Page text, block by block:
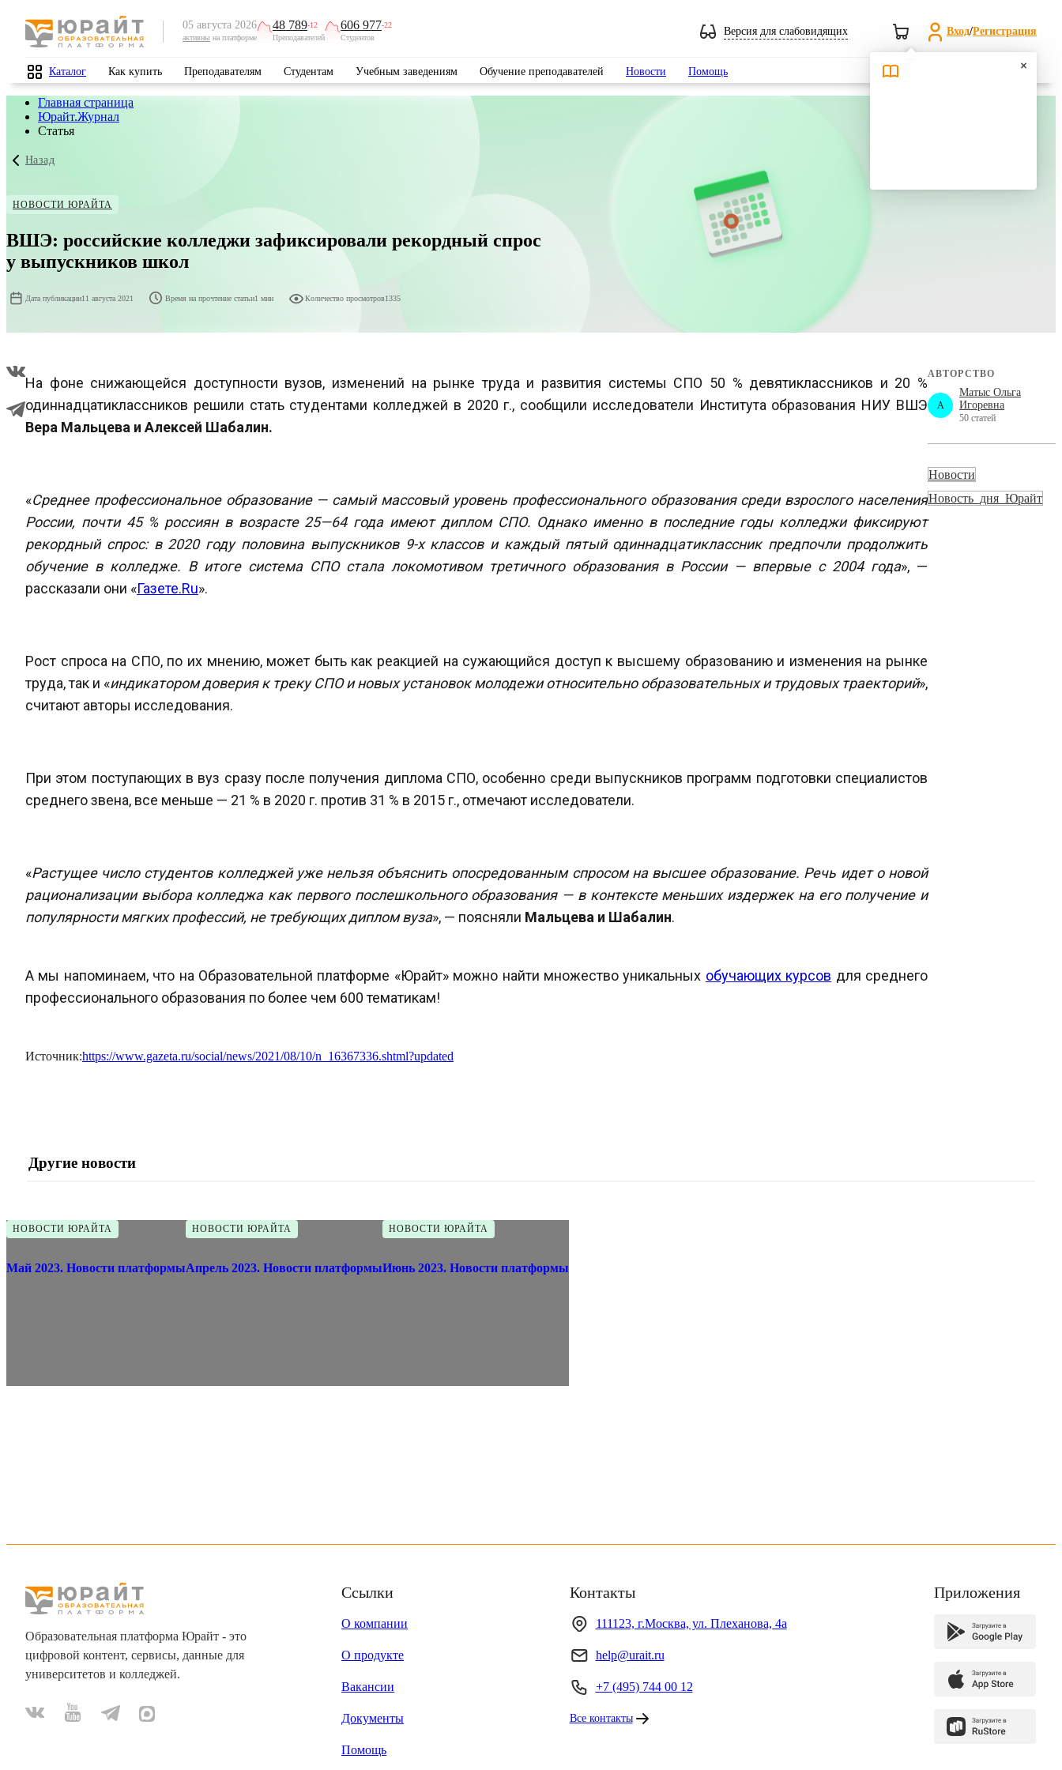
05 августа 2026
активны на платформе
48 789-12
Преподавателей
606 977-22
Студентов
Версия для слабовидящих Вход/Регистрация
Каталог Как купить Преподавателям Студентам Учебным заведениям Обучение преподавателей Новости Помощь Поиск
Главная страница
Юрайт.Журнал
Статья
Назад
НОВОСТИ ЮРАЙТА
ВШЭ: российские колледжи зафиксировали рекордный спрос
у выпускников школ
Дата публикации11 августа 2021 Время на прочтение статьи1 мин Количество просмотров1335
На фоне снижающейся доступности вузов, изменений на рынке труда и развития системы СПО 50 % девятиклассников и 20 %
одиннадцатиклассников решили стать студентами колледжей в 2020 г., сообщили исследователи Института образования НИУ ВШЭ
Вера Мальцева и Алексей Шабалин.
«Среднее профессиональное образование — самый массовый уровень профессионального образования среди взрослого населения
России, почти 45 % россиян в возрасте 25—64 года имеют диплом СПО. Однако именно в последние годы колледжи фиксируют
рекордный спрос: в 2020 году половина выпускников 9-х классов и каждый пятый одиннадцатиклассник предпочли продолжить
обучение в колледже. В итоге система СПО стала локомотивом третичного образования в России — впервые с 2004 года», —
рассказали они «Газете.Ru».
Рост спроса на СПО, по их мнению, может быть как реакцией на сужающийся доступ к высшему образованию и изменения на рынке
труда, так и «индикатором доверия к треку СПО и новых установок молодежи относительно образовательных и трудовых траекторий»,
считают авторы исследования.
При этом поступающих в вуз сразу после получения диплома СПО, особенно среди выпускников программ подготовки специалистов
среднего звена, все меньше — 21 % в 2020 г. против 31 % в 2015 г., отмечают исследователи.
«Растущее число студентов колледжей уже нельзя объяснить опосредованным спросом на высшее образование. Речь идет о новой
рационализации выбора колледжа как первого послешкольного образования — в контексте меньших издержек на его получение и
популярности мягких профессий, не требующих диплом вуза», — поясняли Мальцева и Шабалин.
А мы напоминаем, что на Образовательной платформе «Юрайт» можно найти множество уникальных обучающих курсов для среднего
профессионального образования по более чем 600 тематикам!
Источник:https://www.gazeta.ru/social/news/2021/08/10/n_16367336.shtml?updated
АВТОРСТВО
A
Матыс Ольга
Игоревна
50 статей
Новости
Новость_дня_Юрайт
Другие новости
НОВОСТИ ЮРАЙТА
Май 2023. Новости платформы
НОВОСТИ ЮРАЙТА
Апрель 2023. Новости платформы
НОВОСТИ ЮРАЙТА
Июнь 2023. Новости платформы
Образовательная платформа Юрайт - это
цифровой контент, сервисы, данные для
университетов и колледжей.
Ссылки
О компании
О продукте
Вакансии
Документы
Помощь
Контакты
111123, г.Москва, ул. Плеханова, 4а
help@urait.ru
+7 (495) 744 00 12
Все контакты
Приложения